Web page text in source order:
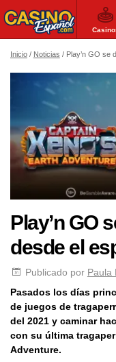
Inicio Noticias Play’n GO se
Play’n GO
desde el
Publicado por Paula
Pasados los días
de juegos de
del 2021 y caminar
con su última
Adventure.